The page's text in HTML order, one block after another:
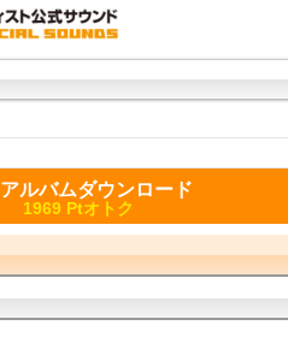
アルバムダウンロード
1969 Ptオトク